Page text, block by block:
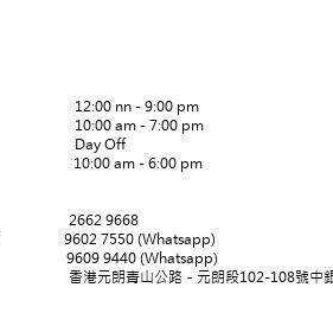
nn - 9:00 pm
am - 7:00 pm
Off
am - 6:00 pm
9668
專線 9602 7550 (Whatsapp)
專線 9609 9440 (Whatsapp)
青山公路－元朗段102-108號中銀元